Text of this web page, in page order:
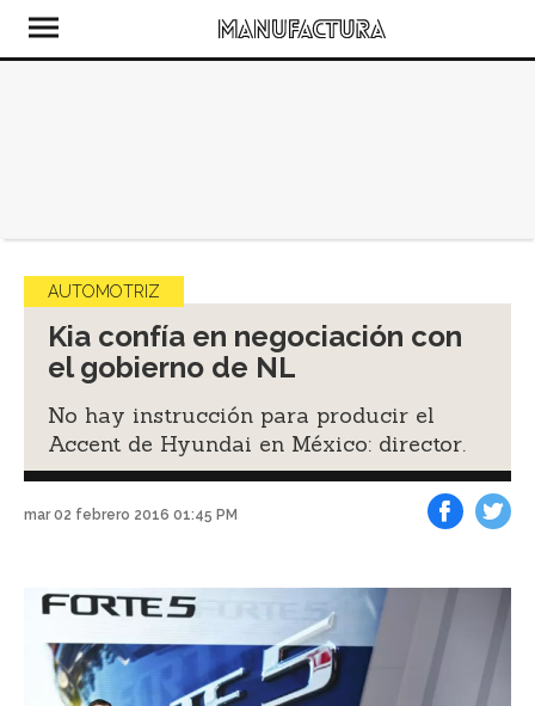
AUTOMOTRIZ
Kia confía en negociación con
el gobierno de NL
No hay instrucción para producir el
Accent de Hyundai en México: director.
mar 02 febrero 2016 01:45 PM